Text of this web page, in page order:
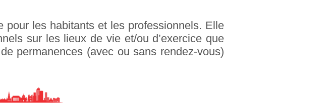
pour les habitants et les professionnels. Elle
sur les lieux de vie et/ou d’exercice que
permanences (avec ou sans rendez-vous)